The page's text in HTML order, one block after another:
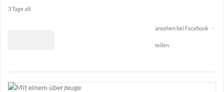
3 Tage alt
ansehen bei Facebook ·
teilen
49
1